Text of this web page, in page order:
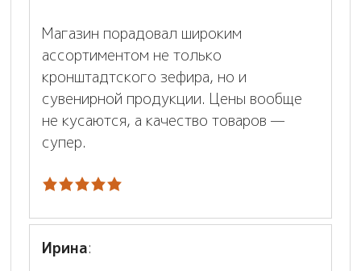
Магазин порадовал широким
ассортиментом не только
кронштадтского зефира, но и
сувенирной продукции. Цены вообще
не кусаются, а качество товаров —
супер.
Ирина: